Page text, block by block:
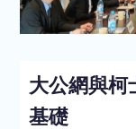
大公網與柯
基礎